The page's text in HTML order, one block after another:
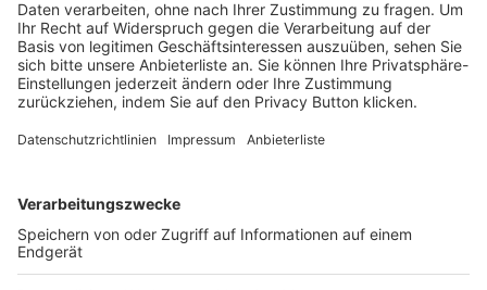
Trainerbörse
Login SpielPlus
FOLGE DEM BFV
TOP-VEREINE